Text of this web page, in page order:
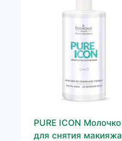
PURE ICON Молочко
для снятия макияжа